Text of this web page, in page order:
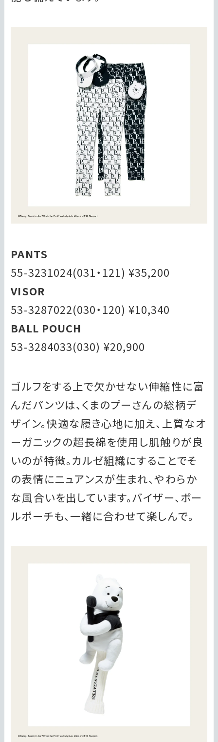
PANTS
55-3231024(031・121) ¥35,200
VISOR
53-3287022(030・120) ¥10,340
BALL POUCH
53-3284033(030) ¥20,900
ゴルフをする上で欠かせない伸縮性に富
んだパンツは、くまのプーさんの総柄デ
ザイン。快適な履き心地に加え、上質なオ
ーガニックの超長綿を使用し肌触りが良
いのが特徴。カルゼ組織にすることでそ
の表情にニュアンスが生まれ、やわらか
な風合いを出しています。バイザー、ボー
ルポーチも、一緒に合わせて楽しんで。